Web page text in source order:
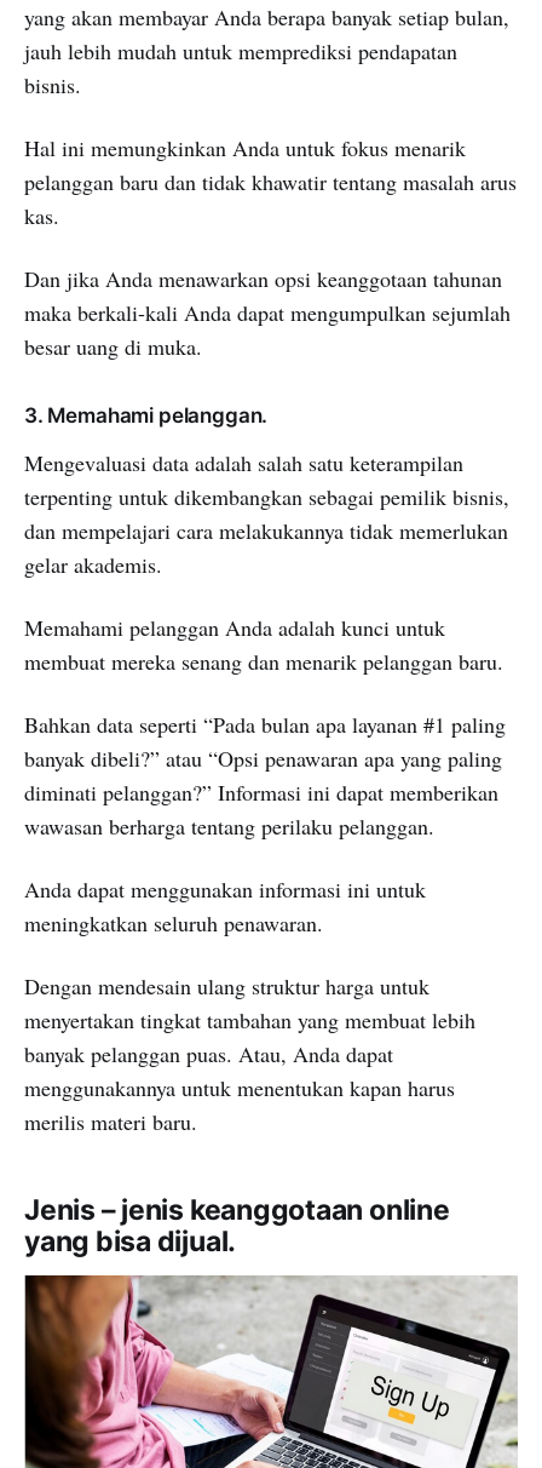
yang akan membayar Anda berapa banyak setiap bulan,
jauh lebih mudah untuk memprediksi pendapatan
bisnis.
Hal ini memungkinkan Anda untuk fokus menarik
pelanggan baru dan tidak khawatir tentang masalah arus
kas.
Dan jika Anda menawarkan opsi keanggotaan tahunan
maka berkali-kali Anda dapat mengumpulkan sejumlah
besar uang di muka.
3. Memahami pelanggan.
Mengevaluasi data adalah salah satu keterampilan
terpenting untuk dikembangkan sebagai pemilik bisnis,
dan mempelajari cara melakukannya tidak memerlukan
gelar akademis.
Memahami pelanggan Anda adalah kunci untuk
membuat mereka senang dan menarik pelanggan baru.
Bahkan data seperti “Pada bulan apa layanan #1 paling
banyak dibeli?” atau “Opsi penawaran apa yang paling
diminati pelanggan?” Informasi ini dapat memberikan
wawasan berharga tentang perilaku pelanggan.
Anda dapat menggunakan informasi ini untuk
meningkatkan seluruh penawaran.
Dengan mendesain ulang struktur harga untuk
menyertakan tingkat tambahan yang membuat lebih
banyak pelanggan puas. Atau, Anda dapat
menggunakannya untuk menentukan kapan harus
merilis materi baru.
Jenis – jenis keanggotaan online
yang bisa dijual.